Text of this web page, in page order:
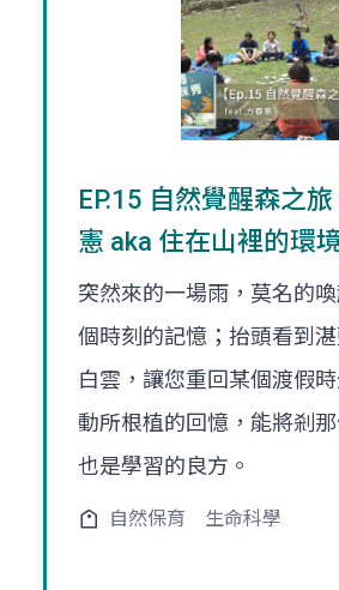
EP.15 自然覺醒森之
憲 aka 住在山裡的環
突然來的一場雨，莫名的
個時刻的記憶；抬頭看到
白雲，讓您重回某個渡假
動所根植的回憶，能將剎那
也是學習的良方。
自然保育 生命科學